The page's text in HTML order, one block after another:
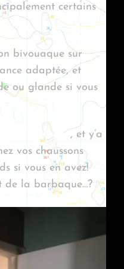
certains
bivouaque sur
adaptée, et
ou glande si vous
de cette zone , et y’a
vos chaussons
si vous en avez!
de la barbaque…?